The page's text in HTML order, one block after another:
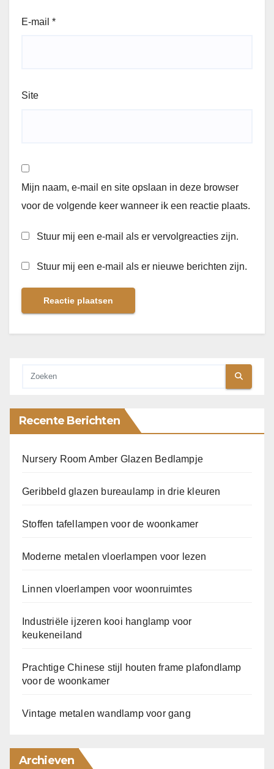
E-mail *
Site
Mijn naam, e-mail en site opslaan in deze browser
voor de volgende keer wanneer ik een reactie plaats.
Stuur mij een e-mail als er vervolgreacties zijn.
Stuur mij een e-mail als er nieuwe berichten zijn.
Recente Berichten
Nursery Room Amber Glazen Bedlampje
Geribbeld glazen bureaulamp in drie kleuren
Stoffen tafellampen voor de woonkamer
Moderne metalen vloerlampen voor lezen
Linnen vloerlampen voor woonruimtes
Industriële ijzeren kooi hanglamp voor
keukeneiland
Prachtige Chinese stijl houten frame plafondlamp
voor de woonkamer
Vintage metalen wandlamp voor gang
Archieven